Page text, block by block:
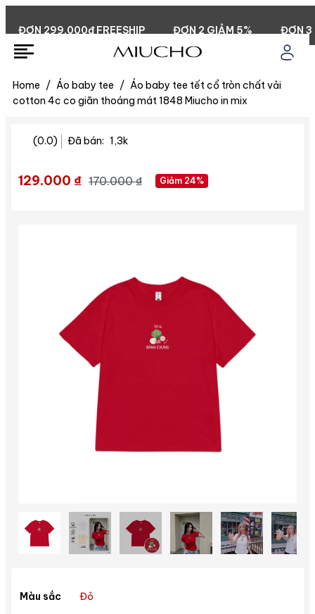
ĐƠN 299.000đ FREESHIP ĐƠN 2 GIẢM 5% ĐƠN 3
Home / Áo baby tee / Áo baby tee tết cổ tròn chất vải
cotton 4c co giãn thoáng mát 1848 Miucho in mix
Màu sắc Đỏ
129.000 ₫ 170.000 ₫
Đã bán: 1,3k
Giảm 24%
(0.0)